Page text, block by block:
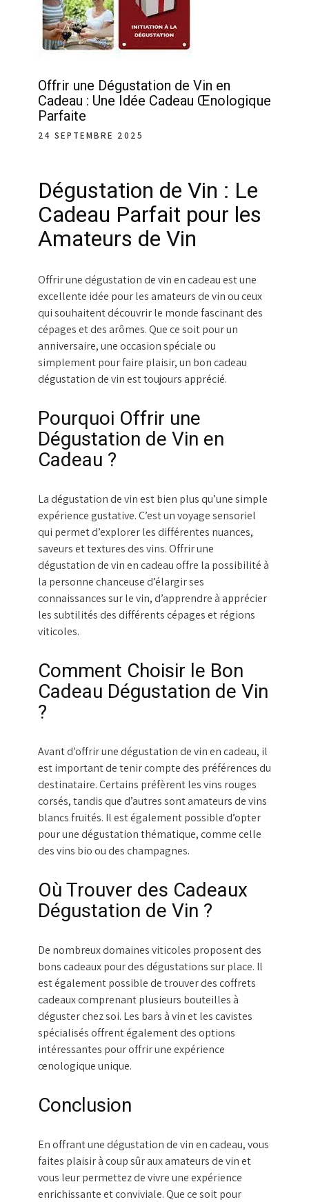
Offrir une Dégustation de Vin en
Cadeau : Une Idée Cadeau Œnologique
Parfaite
24 SEPTEMBRE 2025
Dégustation de Vin : Le
Cadeau Parfait pour les
Amateurs de Vin
Offrir une dégustation de vin en cadeau est une
excellente idée pour les amateurs de vin ou ceux
qui souhaitent découvrir le monde fascinant des
cépages et des arômes. Que ce soit pour un
anniversaire, une occasion spéciale ou
simplement pour faire plaisir, un bon cadeau
dégustation de vin est toujours apprécié.
Pourquoi Offrir une
Dégustation de Vin en
Cadeau ?
La dégustation de vin est bien plus qu’une simple
expérience gustative. C’est un voyage sensoriel
qui permet d’explorer les différentes nuances,
saveurs et textures des vins. Offrir une
dégustation de vin en cadeau offre la possibilité à
la personne chanceuse d’élargir ses
connaissances sur le vin, d’apprendre à apprécier
les subtilités des différents cépages et régions
viticoles.
Comment Choisir le Bon
Cadeau Dégustation de Vin
?
Avant d’offrir une dégustation de vin en cadeau, il
est important de tenir compte des préférences du
destinataire. Certains préfèrent les vins rouges
corsés, tandis que d’autres sont amateurs de vins
blancs fruités. Il est également possible d’opter
pour une dégustation thématique, comme celle
des vins bio ou des champagnes.
Où Trouver des Cadeaux
Dégustation de Vin ?
De nombreux domaines viticoles proposent des
bons cadeaux pour des dégustations sur place. Il
est également possible de trouver des coffrets
cadeaux comprenant plusieurs bouteilles à
déguster chez soi. Les bars à vin et les cavistes
spécialisés offrent également des options
intéressantes pour offrir une expérience
œnologique unique.
Conclusion
En offrant une dégustation de vin en cadeau, vous
faites plaisir à coup sûr aux amateurs de vin et
vous leur permettez de vivre une expérience
enrichissante et conviviale. Que ce soit pour